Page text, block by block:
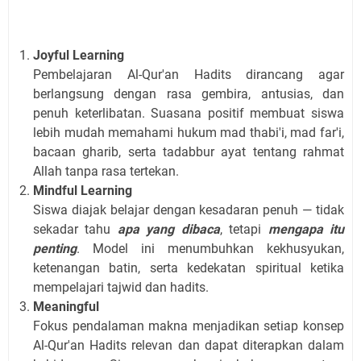
Joyful Learning
Pembelajaran Al-Qur'an Hadits dirancang agar
berlangsung dengan rasa gembira, antusias, dan
penuh keterlibatan. Suasana positif membuat siswa
lebih mudah memahami hukum mad thabi'i, mad far'i,
bacaan gharib, serta tadabbur ayat tentang rahmat
Allah tanpa rasa tertekan.
Mindful Learning
Siswa diajak belajar dengan kesadaran penuh — tidak
sekadar tahu apa yang dibaca, tetapi mengapa itu
penting. Model ini menumbuhkan kekhusyukan,
ketenangan batin, serta kedekatan spiritual ketika
mempelajari tajwid dan hadits.
Meaningful
Fokus pendalaman makna menjadikan setiap konsep
Al-Qur'an Hadits relevan dan dapat diterapkan dalam